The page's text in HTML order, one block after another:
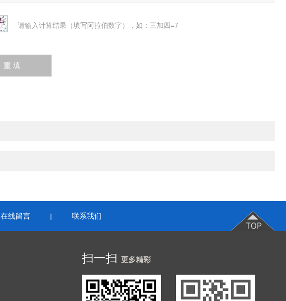
请输入计算结果（填写阿拉伯数字），如：三加四=7
在线留言 | 联系我们
扫一扫 更多精彩